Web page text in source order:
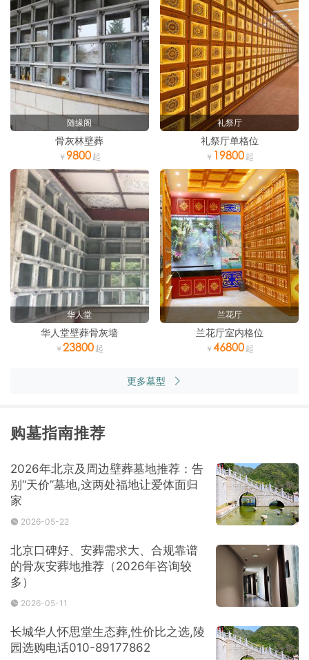
随缘阁
骨灰林壁葬
9800
礼祭厅
礼祭厅单格位
19800
华人堂
华人堂壁葬骨灰墙
23800
兰花厅
兰花厅室内格位
46800
更多墓型
购墓指南推荐
2026年北京及周边壁葬墓地推荐：告
别“天价”墓地,这两处福地让爱体面归
家
2026-05-22
北京口碑好、安葬需求大、合规靠谱
的骨灰安葬地推荐（2026年咨询较
多）
2026-05-11
长城华人怀思堂生态葬,性价比之选,陵
园选购电话010-89177862